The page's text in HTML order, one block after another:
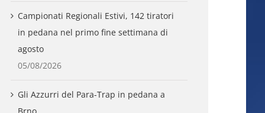
Campionati Regionali Estivi, 142 tiratori
in pedana nel primo fine settimana di
agosto
05/08/2026
Gli Azzurri del Para-Trap in pedana a
Brno